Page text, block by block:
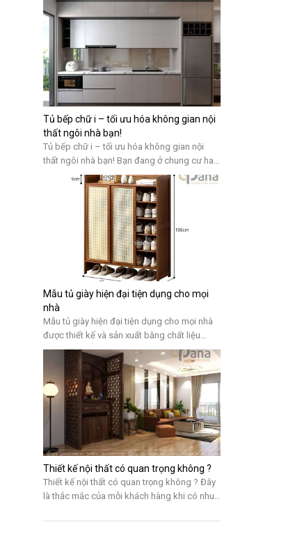
Tủ bếp chữ i – tối ưu hóa không gian nội
thất ngôi nhà bạn!
Tủ bếp chữ i – tối ưu hóa không gian nội
thất ngôi nhà bạn! Bạn đang ở chung cư hay
nhà phố…có diện tích nhà ở hạn chế thì việc
sở hữu một không gian bếp hình chữ i là một
điều lí tưởng. Bởi nó sẽ giúp bạn tiết kiệm
không gian nhưng […]
Mẫu tủ giày hiện đại tiện dụng cho mọi
nhà
Mẫu tủ giày hiện đại tiện dụng cho mọi nhà
được thiết kế và sản xuất bằng chất liệu
MDF cao cấp phủ Melamine với nhiều kiểu
dáng đẹp, bắt kịp xu hướng, mang tính tiện
lợi cao cho quý khách hàng sử dụng 5 lợi ích
mà mẫu tủ giày hiện đại mang lại […]
Thiết kế nội thất có quan trọng không ?
Thiết kế nội thất có quan trọng không ? Đây
là thắc mắc của mỗi khách hàng khi có nhu
thể hiểu đơn giản là cách sắp xếp các sản